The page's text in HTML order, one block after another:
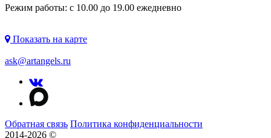
Режим работы: с 10.00 до 19.00 ежедневно
Показать на карте
ask@artangels.ru
Обратная связь Политика конфиденциальности
2014-2026 ©